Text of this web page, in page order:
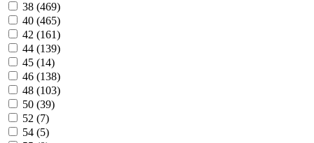
38 (469)
40 (465)
42 (161)
44 (139)
45 (14)
46 (138)
48 (103)
50 (39)
52 (7)
54 (5)